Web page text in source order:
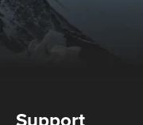
Support